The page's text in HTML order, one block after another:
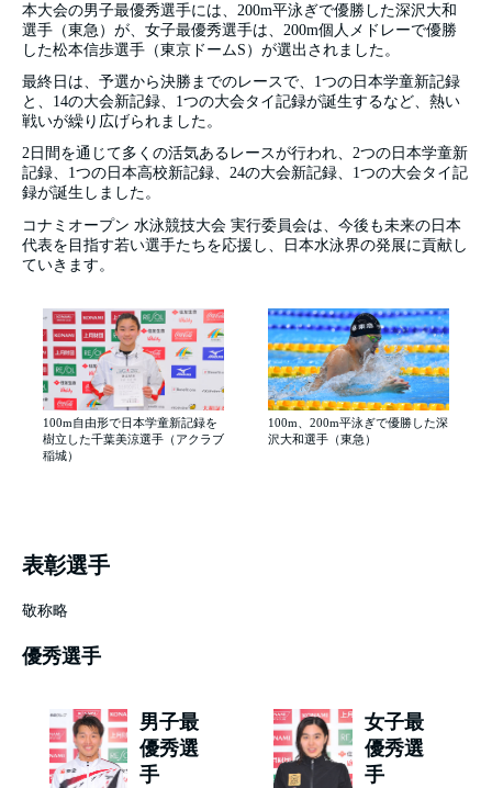
本大会の男子最優秀選手には、200m平泳ぎで優勝した深沢大和
選手（東急）が、女子最優秀選手は、200m個人メドレーで優勝
した松本信歩選手（東京ドームS）が選出されました。
最終日は、予選から決勝までのレースで、1つの日本学童新記録
と、14の大会新記録、1つの大会タイ記録が誕生するなど、熱い
戦いが繰り広げられました。
2日間を通じて多くの活気あるレースが行われ、2つの日本学童新
記録、1つの日本高校新記録、24の大会新記録、1つの大会タイ記
録が誕生しました。
コナミオープン 水泳競技大会 実行委員会は、今後も未来の日本
代表を目指す若い選手たちを応援し、日本水泳界の発展に貢献し
ていきます。
100m自由形で日本学童新記録を
樹立した千葉美涼選手（アクラブ
稲城）
100m、200m平泳ぎで優勝した深
沢大和選手（東急）
表彰選手
敬称略
優秀選手
男子最
優秀選
手
女子最
優秀選
手